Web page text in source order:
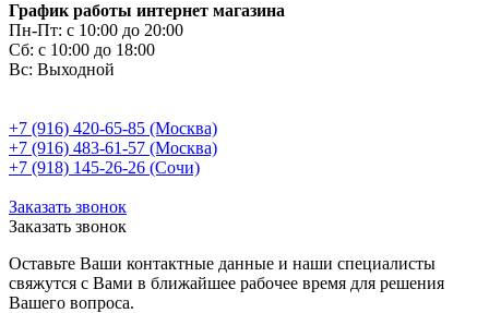
График работы интернет магазина
Пн-Пт: с 10:00 до 20:00
Сб: с 10:00 до 18:00
Вс: Выходной
+7 (916) 420-65-85 (Москва)
+7 (916) 483-61-57 (Москва)
+7 (918) 145-26-26 (Сочи)
Заказать звонок
Заказать звонок
Оставьте Ваши контактные данные и наши специалисты
свяжутся с Вами в ближайшее рабочее время для решения
Вашего вопроса.